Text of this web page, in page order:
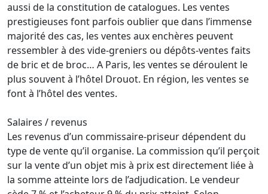
aussi de la constitution de catalogues. Les ventes
prestigieuses font parfois oublier que dans l’immense
majorité des cas, les ventes aux enchères peuvent
ressembler à des vide-greniers ou dépôts-ventes faits
de bric et de broc… A Paris, les ventes se déroulent le
plus souvent à l’hôtel Drouot. En région, les ventes se
font à l’hôtel des ventes.
Salaires / revenus
Les revenus d’un commissaire-priseur dépendent du
type de vente qu’il organise. La commission qu’il perçoit
sur la vente d’un objet mis à prix est directement liée à
la somme atteinte lors de l’adjudication. Le vendeur